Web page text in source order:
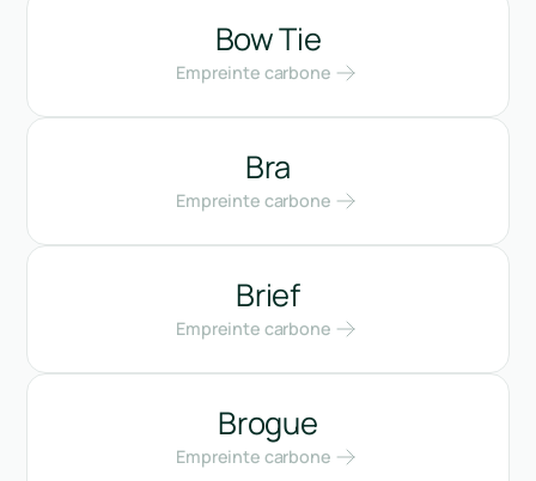
Bow Tie
Empreinte carbone
Bra
Empreinte carbone
Brief
Empreinte carbone
Brogue
Empreinte carbone